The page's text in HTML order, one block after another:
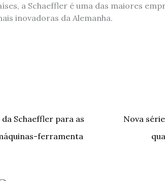
a Schaeffler é uma das maiores
inovadoras da Alemanha.
Schaeffler para as
ferramenta
Nova